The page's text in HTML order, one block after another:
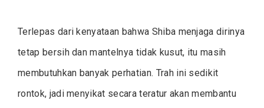
Terlepas dari kenyataan bahwa Shiba menjaga dirinya
tetap bersih dan mantelnya tidak kusut, itu masih
membutuhkan banyak perhatian. Trah ini sedikit
rontok, jadi menyikat secara teratur akan membantu